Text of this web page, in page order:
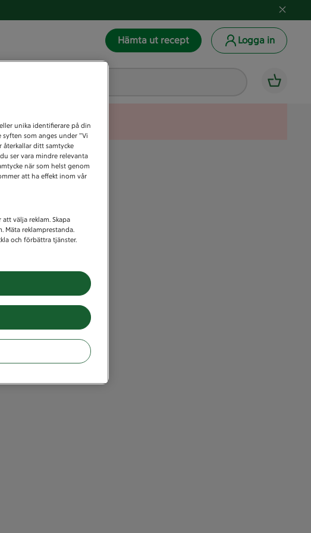
Hämta ut recept Logga in
error
unika identifierare på din
som anges under ”Vi
återkallar ditt samtycke
ser vara mindre relevanta
när som helst genom
att ha effekt inom vår
välja reklam. Skapa
Mäta reklamprestanda.
och förbättra tjänster.